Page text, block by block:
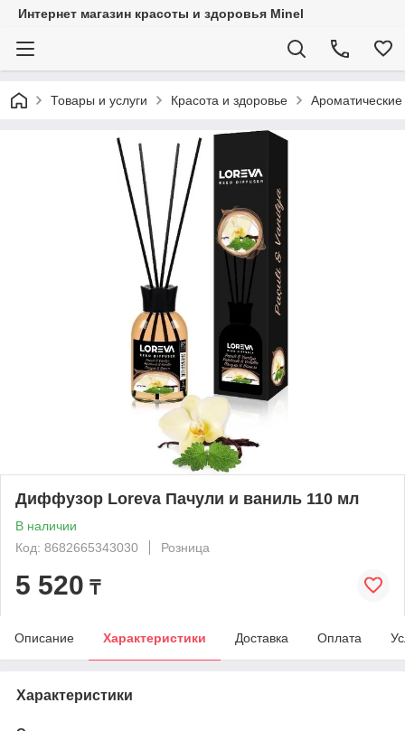
Интернет магазин красоты и здоровья Minel
Товары и услуги Красота и здоровье
Диффузор Loreva Пачули и ваниль 110 мл
В наличии
Код: 8682665343030
Розница
5 520 ₸
Описание Характеристики Доставка Оплата
Характеристики